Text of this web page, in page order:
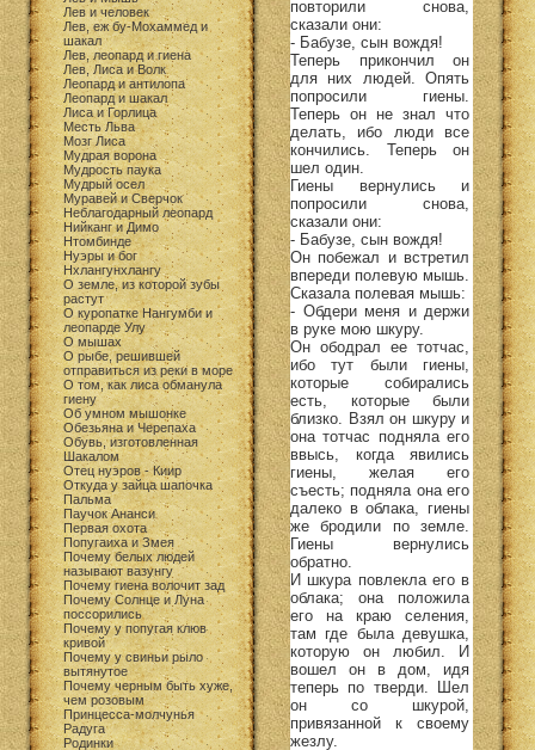
Лев и человек
Лев, еж бу-Мохаммед и
шакал
Лев, леопард и гиена
Лев, Лиса и Волк
Леопард и антилопа
Леопард и шакал
Лиса и Горлица
Месть Льва
Мозг Лиса
Мудрая ворона
Мудрость паука
Мудрый осел
Муравей и Сверчок
Неблагодарный леопард
Нийканг и Димо
Нтомбинде
Нуэры и бог
Нхлангунхлангу
О земле, из которой зубы
растут
О куропатке Нангумби и
леопарде Улу
О мышах
О рыбе, решившей
отправиться из реки в море
О том, как лиса обманула
гиену
Об умном мышонке
Обезьяна и Черепаха
Обувь, изготовленная
Шакалом
Отец нуэров - Киир
Откуда у зайца шапочка
Пальма
Паучок Ананси
Первая охота
Попугаиха и Змея
Почему белых людей
называют вазунгу
Почему гиена волочит зад
Почему Солнце и Луна
поссорились
Почему у попугая клюв
кривой
Почему у свиньи рыло
вытянутое
Почему черным быть хуже,
чем розовым
Принцесса-молчунья
Радуга
Родинки
повторили снова,
сказали они:
- Бабузе, сын вождя!
Теперь прикончил он
для них людей. Опять
попросили гиены.
Теперь он не знал что
делать, ибо люди все
кончились. Теперь он
шел один.
Гиены вернулись и
попросили снова,
сказали они:
- Бабузе, сын вождя!
Он побежал и встретил
впереди полевую мышь.
Сказала полевая мышь:
- Обдери меня и держи
в руке мою шкуру.
Он ободрал ее тотчас,
ибо тут были гиены,
которые собирались
есть, которые были
близко. Взял он шкуру и
она тотчас подняла его
ввысь, когда явились
гиены, желая его
съесть; подняла она его
далеко в облака, гиены
же бродили по земле.
Гиены вернулись
обратно.
И шкура повлекла его в
облака; она положила
его на краю селения,
там где была девушка,
которую он любил. И
вошел он в дом, идя
теперь по тверди. Шел
он со шкурой,
привязанной к своему
жезлу.